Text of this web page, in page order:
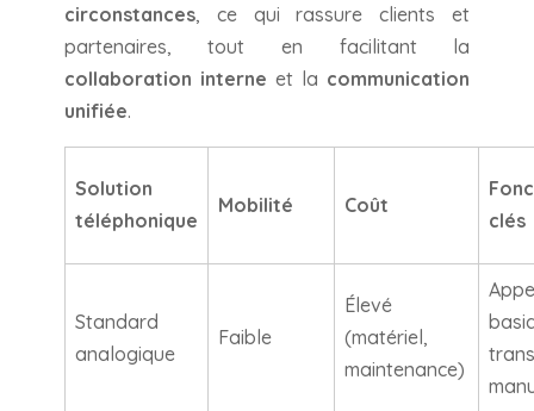
circonstances, ce qui rassure clients et
partenaires, tout en facilitant la
collaboration interne et la communication
unifiée.
Solution
téléphonique
Mobilité Coût
clés
Standard
analogique
Faible
Élevé
(matériel,
maintenance)